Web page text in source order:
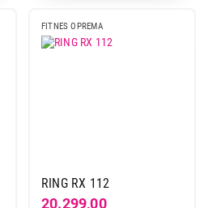
FITNES OPREMA
RING RX 112
20.299,00